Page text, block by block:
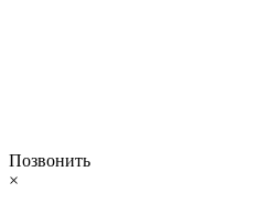
Позвонить
×